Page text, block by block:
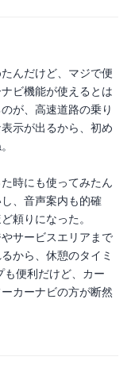
んだけど、マジで便
ビ機能が使えるとは
が、高速道路の乗り
示が出るから、初め
時にも使ってみたん
、音声案内も的確
頼りになった。
サービスエリアまで
から、休憩のタイミ
も便利だけど、カー
カーナビの方が断然